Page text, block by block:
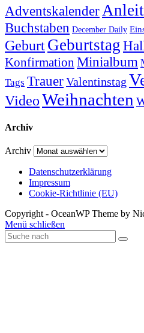
Adventskalender
Buchstaben December Daily
GeburtGeburtstag
Konfirmation Minialbum
Tags TrauerValentinstag
VideoWeihnachten
Archiv
Archiv
Datenschutzerklärung
Impressum
Cookie-Richtlinie (EU)
Copyright - OceanWP Theme by
Menü schließen